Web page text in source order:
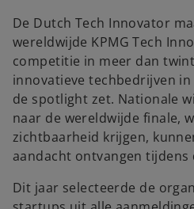
t
a
b
De Dutch Tech Innovator
wereldwijde KPMG Tech
competitie in meer dan
innovatieve techbedrijven
de spotlight zet. Nationale
naar de wereldwijde finale,
zichtbaarheid krijgen,
aandacht ontvangen tijdens
Dit jaar selecteerde de